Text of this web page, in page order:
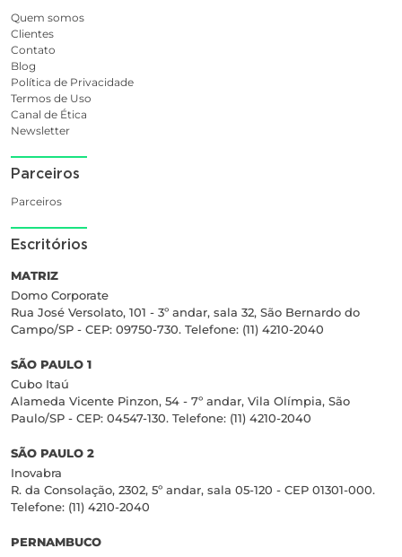
Quem somos
Clientes
Contato
Blog
Política de Privacidade
Termos de Uso
Canal de Ética
Newsletter
Parceiros
Parceiros
Escritórios
MATRIZ
Domo Corporate
Rua José Versolato, 101 - 3º andar, sala 32, São Bernardo do
Campo/SP - CEP: 09750-730. Telefone: (11) 4210-2040
SÃO PAULO 1
Cubo Itaú
Alameda Vicente Pinzon, 54 - 7º andar, Vila Olímpia, São
Paulo/SP - CEP: 04547-130. Telefone: (11) 4210-2040
SÃO PAULO 2
Inovabra
R. da Consolação, 2302, 5º andar, sala 05-120 - CEP 01301-000.
Telefone: (11) 4210-2040
PERNAMBUCO